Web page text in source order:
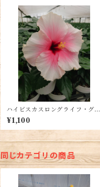
ハイビスカスロングライフ・グレ
イス3 5号鉢 送料別
¥1,100
同じカテゴリの商品